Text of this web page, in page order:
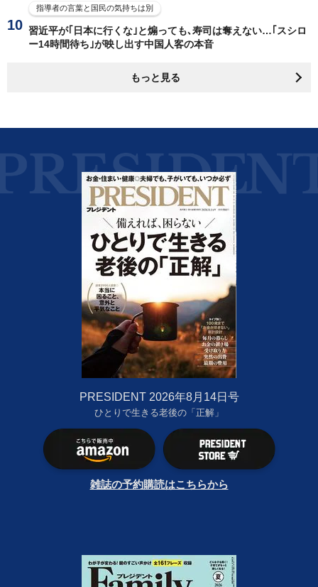
指導者の言葉と国民の気持ちは別
習近平が｢日本に行くな｣と煽っても､寿司は奪えない…｢スシロ
ー14時間待ち｣が映し出す中国人客の本音
もっと見る
PRESIDENT 2026年8月14日号
ひとりで生きる老後の「正解」
雑誌の予約購読はこちらから